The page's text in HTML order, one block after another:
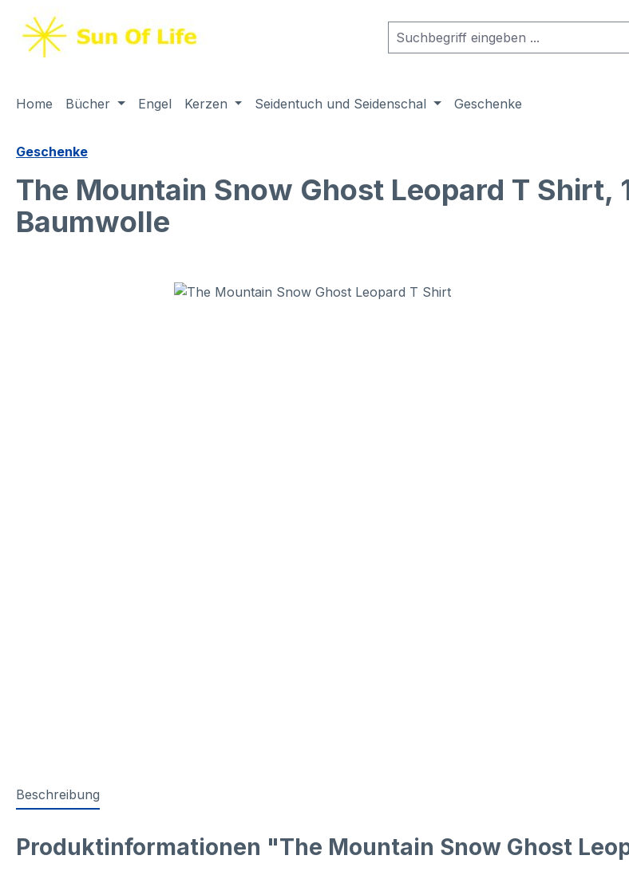
Home Bücher Engel Kerzen Seidentuch und Seidenschal Geschenke
Geschenke
The Mountain Snow Ghost Leopard T Shirt,
Baumwolle
Bildergalerie überspringen
Beschreibung
Produktinformationen "The Mountain Snow Ghost